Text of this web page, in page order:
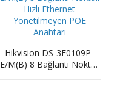
Hikvision DS-3E0109P-
E/M(B) 8 Bağlantı Noktalı